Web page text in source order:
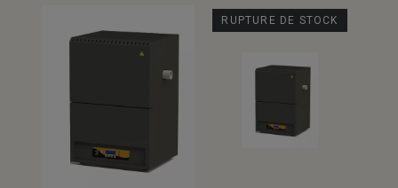
RUPTURE DE STOCK